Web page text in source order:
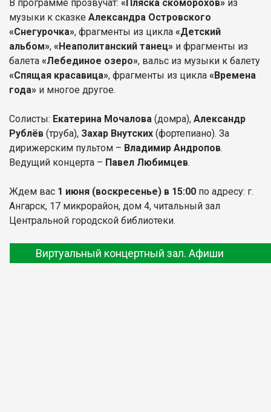
В программе прозвучат: «Пляска скоморохов» из
музыки к сказке Александра Островского
«Снегурочка», фрагменты из цикла «Детский
альбом», «Неаполитанский танец» и фрагменты из
балета «Лебединое озеро», вальс из музыки к балету
«Спящая красавица», фрагменты из цикла «Времена
года» и многое другое.
Солисты: Екатерина Мочалова (домра), Александр
Рублёв (труба), Захар Внутских (фортепиано). За
дирижерским пультом – Владимир Андропов.
Ведущий концерта – Павел Любимцев.
Ждем вас 1 июня (воскресенье) в 15:00 по адресу: г.
Ангарск, 17 микрорайон, дом 4, читальный зал
Центральной городской библиотеки.
Виртуальный концертный зал. Афиши